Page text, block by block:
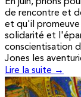
de rencontre et
et qu'il promeuve
solidarité et
conscientisation
Jones les
Lire la suite →